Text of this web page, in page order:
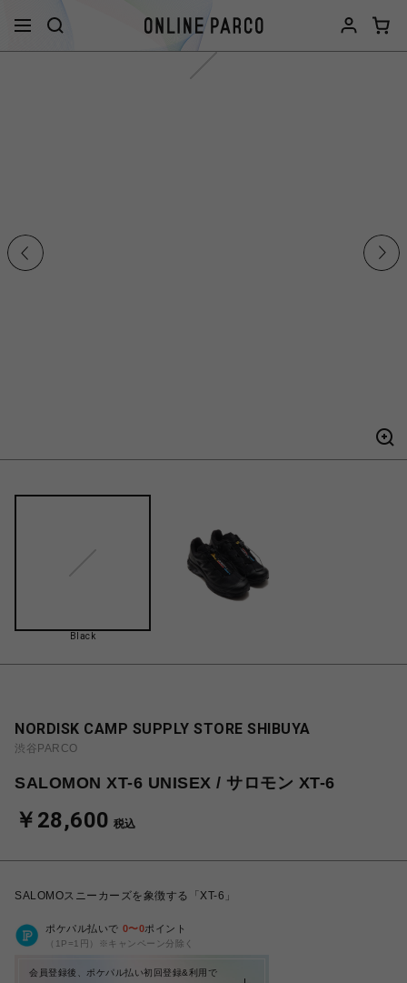
Black
NORDISK CAMP SUPPLY STORE SHIBUYA
渋谷PARCO
SALOMON XT-6 UNISEX / サロモン XT-6
￥28,600 税込
SALOMOスニーカーズを象徴する「XT-6」
ポケパル払いで 0〜0ポイント
（1P=1円）※キャンペーン分除く
会員登録後、ポケパル払い初回登録&利用で